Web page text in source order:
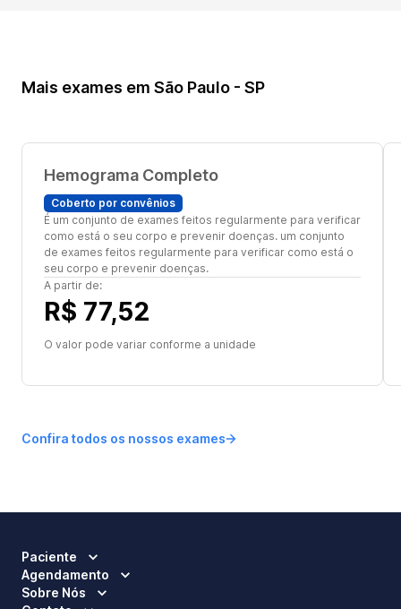
Mais exames em São Paulo - SP
Hemograma Completo
Coberto por convênios
É um conjunto de exames feitos regularmente para verificar
como está o seu corpo e prevenir doenças. um conjunto
de exames feitos regularmente para verificar como está o
seu corpo e prevenir doenças.
A partir de:
R$ 77,52
O valor pode variar conforme a unidade
Confira todos os nossos exames
Paciente
Agendamento
Sobre Nós